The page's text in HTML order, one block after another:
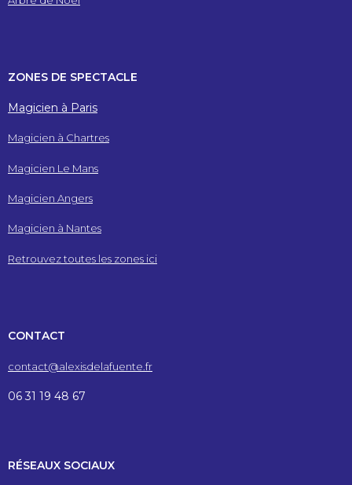
ZONES DE SPECTACLE
Magicien à Paris
Magicien à Chartres
Magicien Le Mans
Magicien Angers
Magicien à Nantes
Retrouvez toutes les zones ici
CONTACT
contact@alexisdelafuente.fr
06 31 19 48 67
RÉSEAUX SOCIAUX